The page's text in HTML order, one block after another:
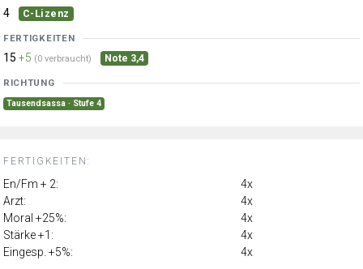
4 C-Lizenz
FERTIGKEITEN
15 +5 (0 verbraucht) Note 3,4
RICHTUNG
Tausendsassa · Stufe 4
FERTIGKEITEN:
En/Fm + 2:
4x
Arzt:
4x
Moral +25%:
4x
Stärke +1:
4x
Eingesp. +5%:
4x